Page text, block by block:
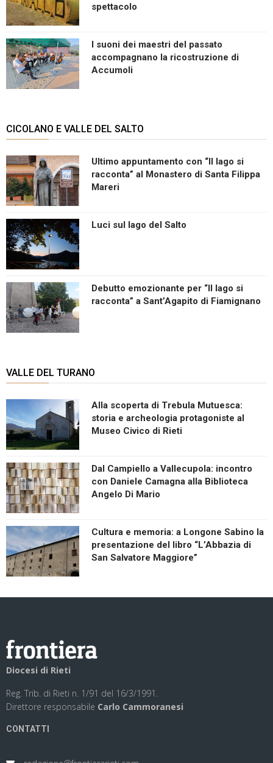
spettacolo
I suoni dei maestri del passato
accompagnano la ricostruzione di
Accumoli
CICOLANO E VALLE DEL SALTO
Ultimo appuntamento con “Il lago si
racconta” al Monastero di Santa Filippa
Mareri
Luci sul lago del Salto
Debutto emozionante per “Il lago si
racconta” a Sant’Agapito di Fiamignano
VALLE DEL TURANO
Alla scoperta di Trebula Mutuesca:
storia e archeologia protagoniste al
Museo Civico di Rieti
Dal Campiello a Vallecupola: incontro
con Daniele Camagna alla Biblioteca
Angelo Di Mario
Cultura e memoria: a Longone Sabino la
presentazione del libro “L’Abbazia di
San Salvatore Maggiore”
Diocesi di Rieti
Reg. Trib. di Rieti n. 1/91 del 16/3/1991.
Direttore responsabile Carlo Cammoranesi
CONTATTI